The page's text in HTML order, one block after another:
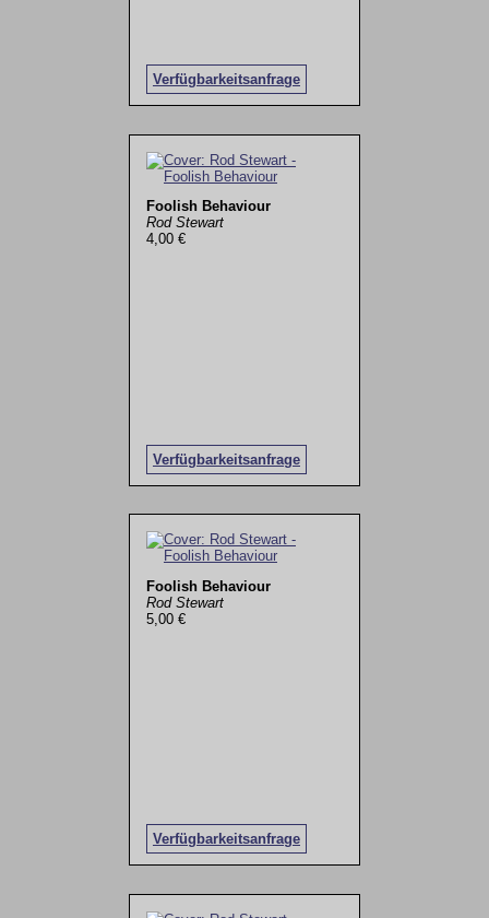
Verfügbarkeitsanfrage
Foolish Behaviour
Rod Stewart
4,00 €
Verfügbarkeitsanfrage
Foolish Behaviour
Rod Stewart
5,00 €
Verfügbarkeitsanfrage